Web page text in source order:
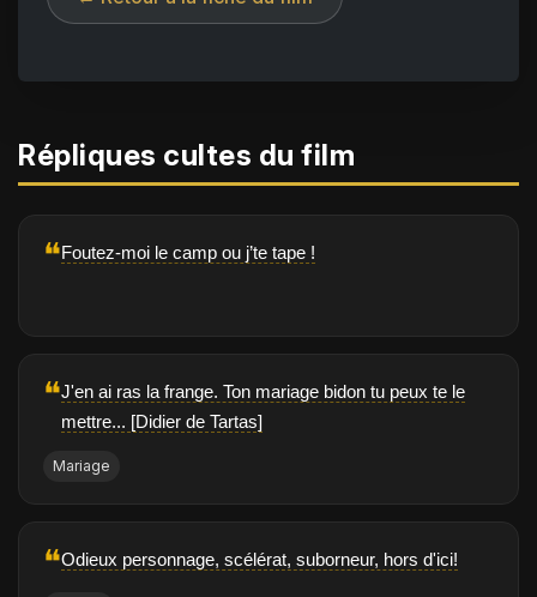
Répliques cultes du film
❝Foutez-moi le camp ou j’te tape !
❝J'en ai ras la frange. Ton mariage bidon tu peux te le
mettre... [Didier de Tartas]
Mariage
❝Odieux personnage, scélérat, suborneur, hors d'ici!